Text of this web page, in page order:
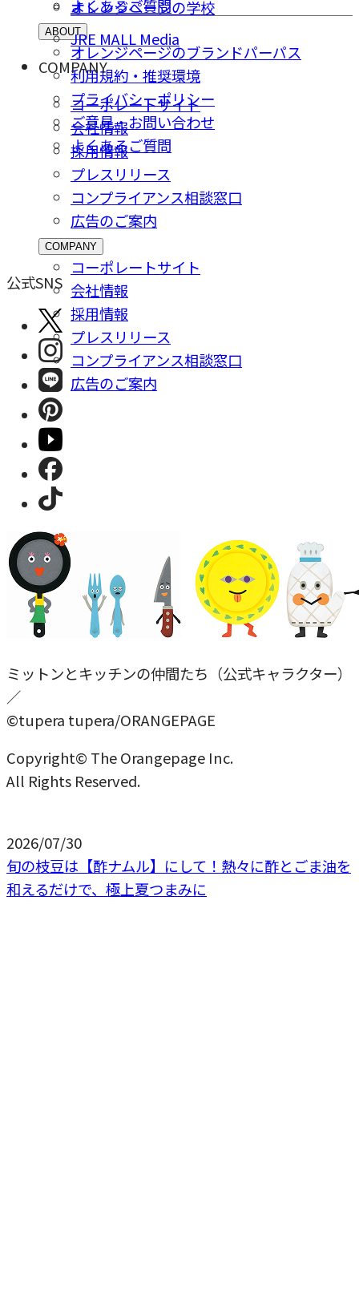
オレンジページの学校
JRE MALL Media
よくあるご質問
ABOUT
オレンジページのブランドパーパス
利用規約・推奨環境
プライバシーポリシー
ご意⾒・お問い合わせ
よくあるご質問
COMPANY
コーポレートサイト
会社情報
採⽤情報
プレスリリース
コンプライアンス相談窓⼝
広告のご案内
COMPANY
コーポレートサイト
会社情報
採⽤情報
プレスリリース
コンプライアンス相談窓⼝
広告のご案内
公式SNS
ミットンとキッチンの仲間たち（公式キャラクター）
／
©tupera tupera/ORANGEPAGE
Copyright© The Orangepage Inc.
All Rights Reserved.
2026/07/30
旬の枝豆は【酢ナムル】にして！熱々に酢とごま油を
和えるだけで、極上夏つまみに